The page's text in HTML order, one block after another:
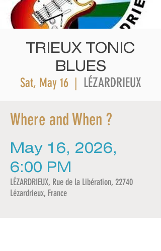
TRIEUX TONIC
BLUES
Sat, May 16
  |
LÉZARDRIEUX
Where and When ?
May 16, 2026,
6:00 PM
LÉZARDRIEUX, Rue de la Libération, 22740
Lézardrieux, France